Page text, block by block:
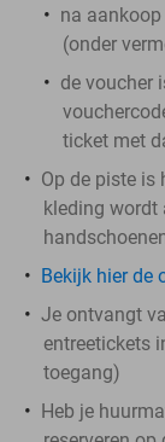
na
(onder
de voucher
ticket met
Op de piste is
kleding wordt
Bekijk hier de
Je ontvangt
entreetickets
toegang)
Heb je